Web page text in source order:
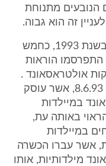
הנובעים מתנוחת
זה הוא גבוה.
בית משפט קמא עמד על כך שאף בשנת 1993, כחמש
הוראות
אולטראסאונד .
בחוזר מנכ"ל משרד הבריאות מיום 8.6.93, אשר עוסק
במיילדות
באותה עת,
במיילדות
אשר עברו הכשרה
מילדותיות, אותו